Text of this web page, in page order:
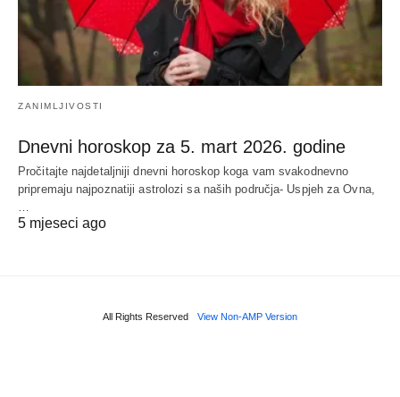
ZANIMLJIVOSTI
Dnevni horoskop za 5. mart 2026. godine
Pročitajte najdetaljniji dnevni horoskop koga vam svakodnevno
pripremaju najpoznatiji astrolozi sa naših područja- Uspjeh za Ovna,
5 mjeseci ago
All Rights Reserved View Non-AMP Version